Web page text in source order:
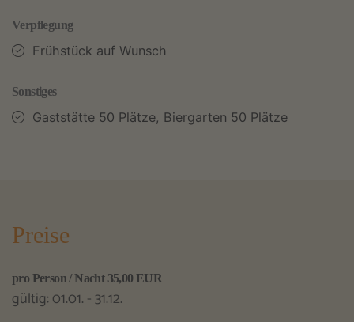
Verpflegung
Frühstück auf Wunsch
Sonstiges
Gaststätte 50 Plätze, Biergarten 50 Plätze
Preise
pro Person / Nacht 35,00 EUR
gültig: 01.01. - 31.12.